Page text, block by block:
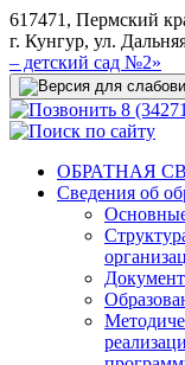
617471, Пермский
г. Кунгур, ул.
– детский сад №2»
8
ОБРАТНАЯ
Сведения об